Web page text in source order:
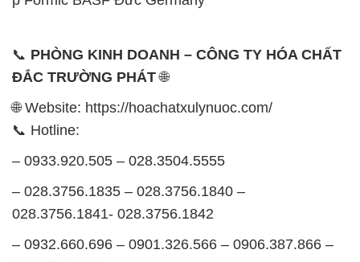
🌐 Website: https://hoachatxulynuoc.com/
– 0933.920.505 – 028.3504.5555
028.3756.1841- 028.3756.1842
0902.765.866
📧 Email: hoachat@dactruongphat.vn
TRƯỜNG PHÁT